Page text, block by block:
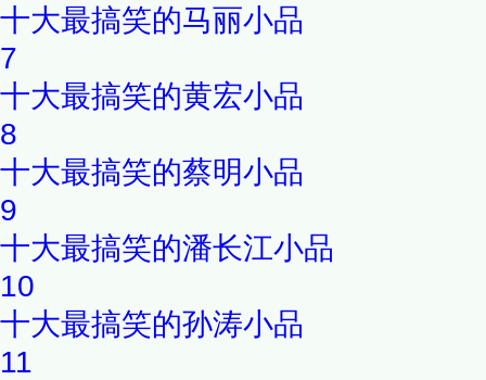
十大最搞笑的马丽小品
7
十大最搞笑的黄宏小品
8
十大最搞笑的蔡明小品
9
十大最搞笑的潘长江小品
10
十大最搞笑的孙涛小品
11